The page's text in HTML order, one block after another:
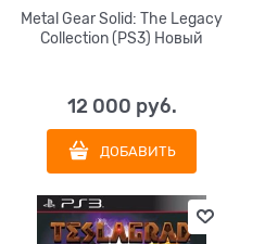
Metal Gear Solid: The Legacy
Collection (PS3) Новый
12 000 руб.
ДОБАВИТЬ